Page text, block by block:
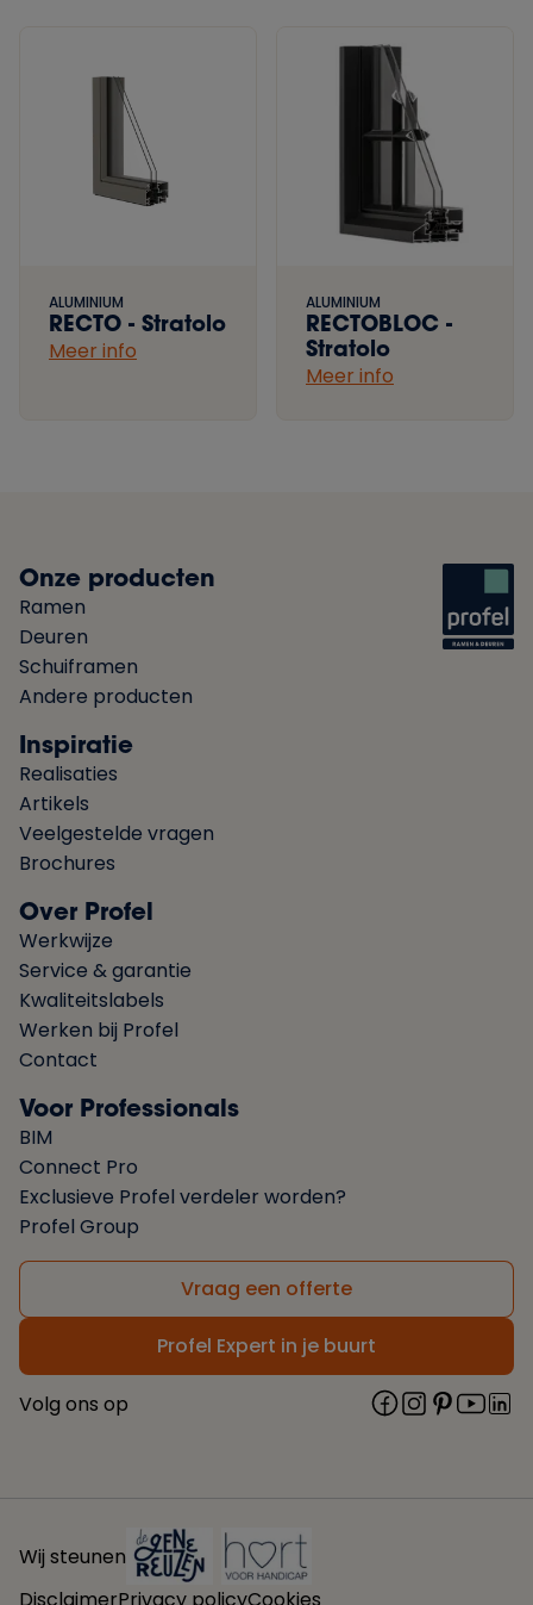
ALUMINIUM
RECTO - Stratolo
Meer info
ALUMINIUM
RECTOBLOC -
Stratolo
Meer info
Onze producten
Ramen
Deuren
Schuiframen
Andere producten
Inspiratie
Realisaties
Artikels
Veelgestelde vragen
Brochures
Over Profel
Werkwijze
Service & garantie
Kwaliteitslabels
Werken bij Profel
Contact
Voor Professionals
BIM
Connect Pro
Exclusieve Profel verdeler worden?
Profel Group
Vraag een offerte
Profel Expert in je buurt
Volg ons op
Wij steunen